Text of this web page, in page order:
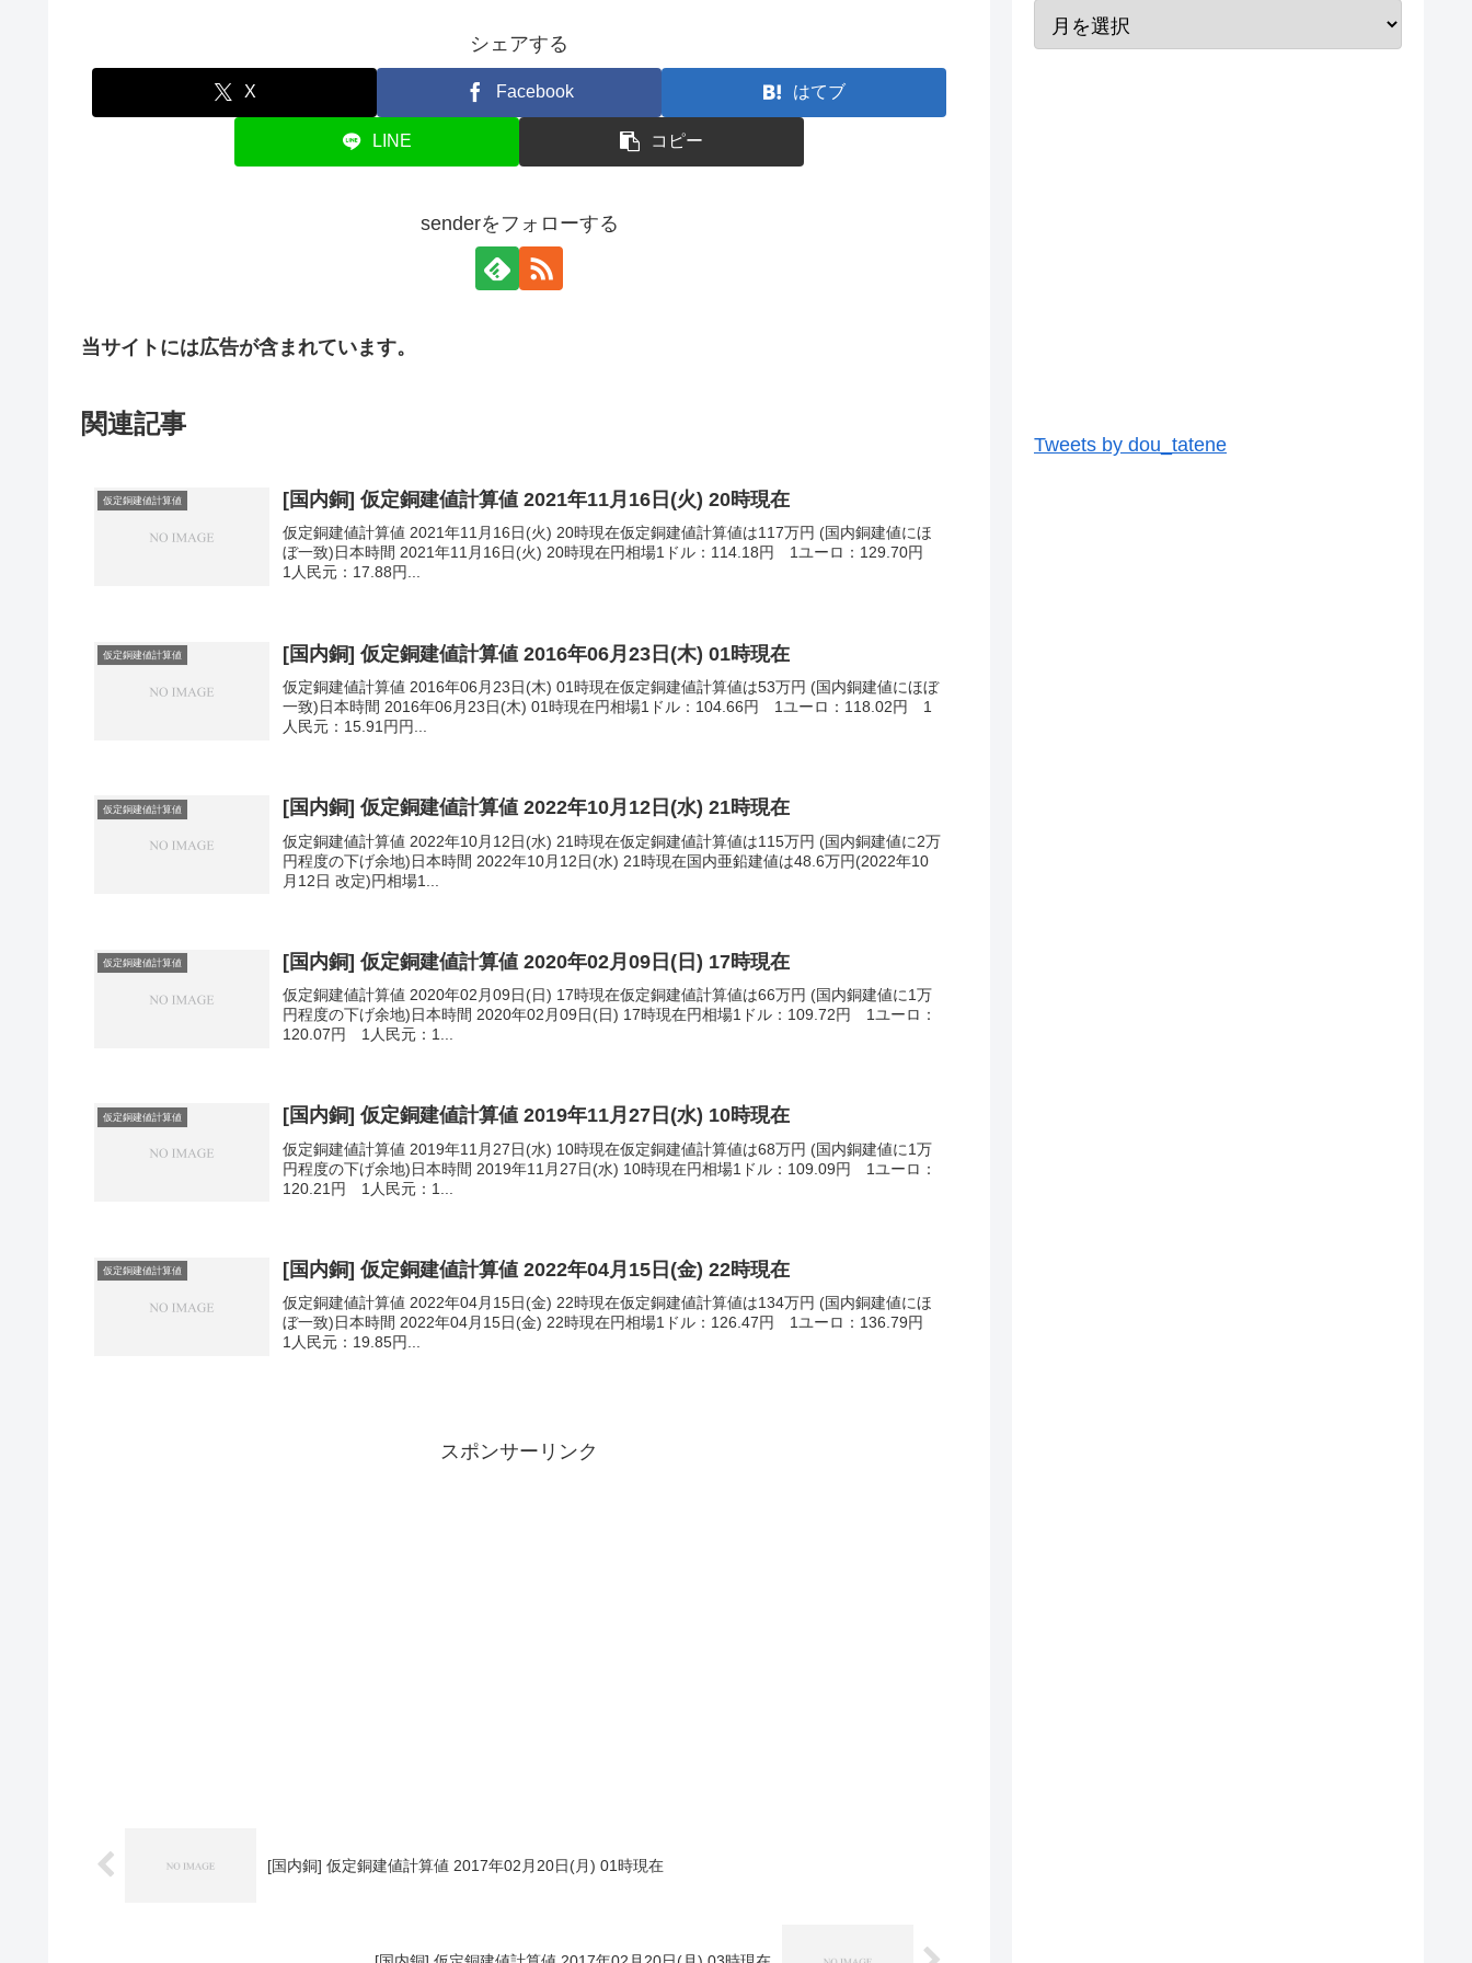
シェアする
X Facebook はてブ
LINE コピー
senderをフォローする
当サイトには広告が含まれています。
関連記事
仮定銅建値計算値 [国内銅] 仮定銅建値計算値 2021年11月16日(火) 20時現在
仮定銅建値計算値 2021年11月16日(火) 20時現在仮定銅建値計算値は117万円 (国内銅建値にほ
ぼ一致)日本時間 2021年11月16日(火) 20時現在円相場1ドル：114.18円 1ユーロ：129.70円
1人民元：17.88円...
仮定銅建値計算値 [国内銅] 仮定銅建値計算値 2016年06月23日(木) 01時現在
仮定銅建値計算値 2016年06月23日(木) 01時現在仮定銅建値計算値は53万円 (国内銅建値にほぼ
一致)日本時間 2016年06月23日(木) 01時現在円相場1ドル：104.66円 1ユーロ：118.02円 1
人民元：15.91円円...
仮定銅建値計算値 [国内銅] 仮定銅建値計算値 2022年10月12日(水) 21時現在
仮定銅建値計算値 2022年10月12日(水) 21時現在仮定銅建値計算値は115万円 (国内銅建値に2万
円程度の下げ余地)日本時間 2022年10月12日(水) 21時現在国内亜鉛建値は48.6万円(2022年10
月12日 改定)円相場1...
仮定銅建値計算値 [国内銅] 仮定銅建値計算値 2020年02月09日(日) 17時現在
仮定銅建値計算値 2020年02月09日(日) 17時現在仮定銅建値計算値は66万円 (国内銅建値に1万
円程度の下げ余地)日本時間 2020年02月09日(日) 17時現在円相場1ドル：109.72円 1ユーロ：
120.07円 1人民元：1...
仮定銅建値計算値 [国内銅] 仮定銅建値計算値 2019年11月27日(水) 10時現在
仮定銅建値計算値 2019年11月27日(水) 10時現在仮定銅建値計算値は68万円 (国内銅建値に1万
円程度の下げ余地)日本時間 2019年11月27日(水) 10時現在円相場1ドル：109.09円 1ユーロ：
120.21円 1人民元：1...
仮定銅建値計算値 [国内銅] 仮定銅建値計算値 2022年04月15日(金) 22時現在
仮定銅建値計算値 2022年04月15日(金) 22時現在仮定銅建値計算値は134万円 (国内銅建値にほ
ぼ一致)日本時間 2022年04月15日(金) 22時現在円相場1ドル：126.47円 1ユーロ：136.79円
1人民元：19.85円...
スポンサーリンク
[国内銅] 仮定銅建値計算値 2017年02月20日(月) 01時現在
Tweets by dou_tatene